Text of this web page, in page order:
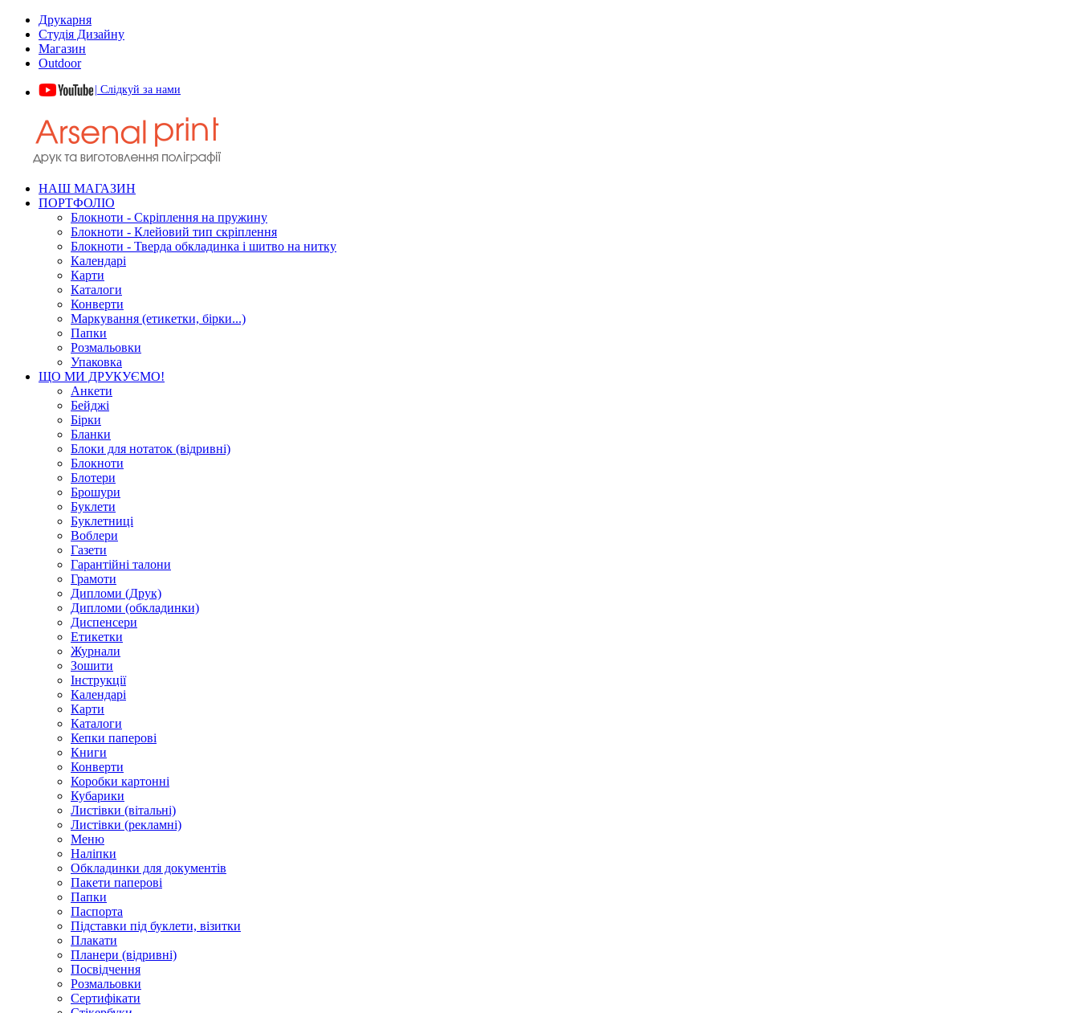
Друкарня
Студія Дизайну
Магазин
Outdoor
| Слідкуй за нами
НАШ МАГАЗИН
ПОРТФОЛІО
Блокноти - Скріплення на пружину
Блокноти - Клейовий тип скріплення
Блокноти - Тверда обкладинка і шитво на нитку
Календарі
Карти
Каталоги
Конверти
Маркування (етикетки, бірки...)
Папки
Розмальовки
Упаковка
ЩО МИ ДРУКУЄМО!
Анкети
Бейджі
Бірки
Бланки
Блоки для нотаток (відривні)
Блокноти
Блотери
Брошури
Буклети
Буклетниці
Воблери
Газети
Гарантійні талони
Грамоти
Дипломи (Друк)
Дипломи (обкладинки)
Диспенсери
Етикетки
Журнали
Зошити
Інструкції
Календарі
Карти
Каталоги
Кепки паперові
Книги
Конверти
Коробки картонні
Кубарики
Листівки (вітальні)
Листівки (рекламні)
Меню
Наліпки
Обкладинки для документів
Пакети паперові
Папки
Паспорта
Підставки під буклети, візитки
Плакати
Планери (відривні)
Посвідчення
Розмальовки
Сертифікати